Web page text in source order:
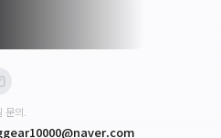
문의.